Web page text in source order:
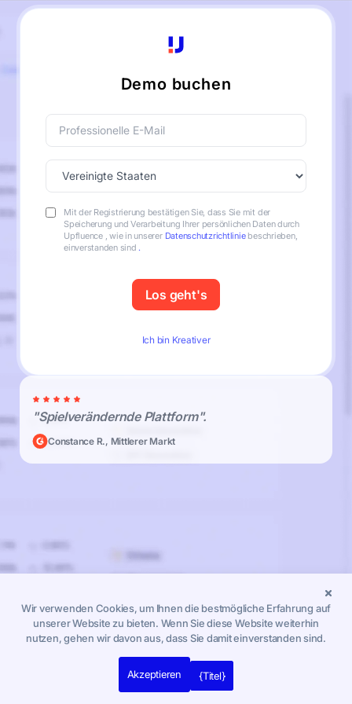
Wir verwenden Cookies, um Ihnen die bestmögliche Erfahrung auf
unserer Website zu bieten. Wenn Sie diese Website weiterhin
nutzen, gehen wir davon aus, dass Sie damit einverstanden sind.
Akzeptieren {Titel}
Demo buchen
Mit der Registrierung bestätigen Sie, dass Sie mit der
Speicherung und Verarbeitung Ihrer persönlichen Daten durch
Upfluence , wie in unserer Datenschutzrichtliniebeschrieben,
einverstanden sind .
Ich bin Kreativer
"Spielverändernde Plattform".
Constance R., Mittlerer Markt